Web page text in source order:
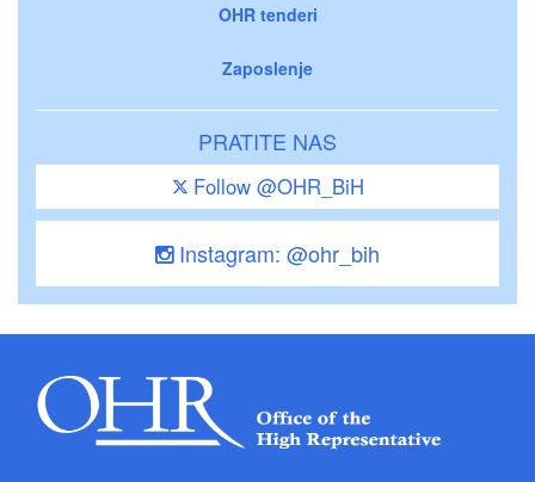
OHR tenderi
Zaposlenje
PRATITE NAS
Follow @OHR_BiH
Instagram: @ohr_bih